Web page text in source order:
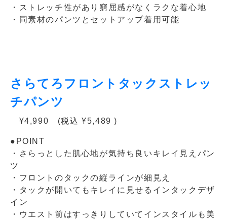
・ストレッチ性があり窮屈感がなくラクな着心地
・同素材のパンツとセットアップ着用可能
さらてろフロントタックストレッ
チパンツ
¥4,990 (税込 ¥5,489 )
●POINT
・さらっとした肌心地が気持ち良いキレイ見えパン
ツ
・フロントのタックの縦ラインが細見え
・タックが開いてもキレイに見せるインタックデザ
イン
・ウエスト前はすっきりしていてインスタイルも美